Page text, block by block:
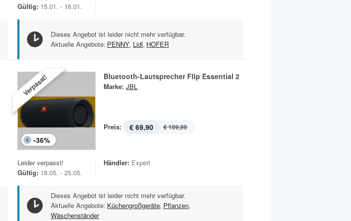
Gültig: 15.01. - 16.01.
Dieses Angebot ist leider nicht mehr verfügbar.
Aktuelle Angebote: PENNY, Lidl, HOFER
Verpasst!
-36%
Bluetooth-Lautsprecher Flip Essential 2
Marke: JBL
Preis: € 69,90 € 109,99
Leider verpasst!
Gültig: 18.05. - 25.05.
Händler: Expert
Dieses Angebot ist leider nicht mehr verfügbar.
Aktuelle Angebote: Küchengroßgeräte, Pflanzen,
Wäschenständer